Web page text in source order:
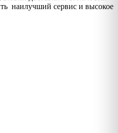
наилучший сервис и высокое